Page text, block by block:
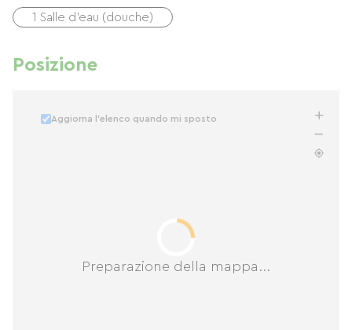
1 Salle d'eau (douche)
Posizione
Preparazione della mappa...
Aggiorna l'elenco quando mi sposto